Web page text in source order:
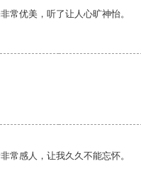
常优美，听了让人心旷神怡。
常感人，让我久久不能忘怀。